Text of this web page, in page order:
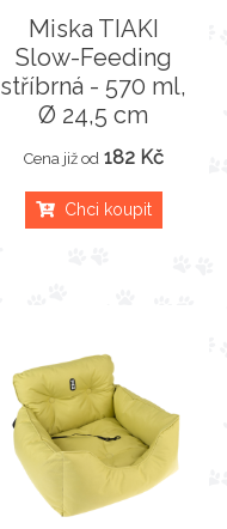
Miska TIAKI
Slow-Feeding
stříbrná - 570 ml,
Ø 24,5 cm
Cena již od 182 Kč
Chci koupit